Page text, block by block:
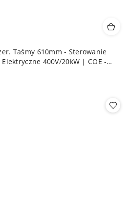
Taśmy 610mm - Sterowanie
400V/20kW | COE -